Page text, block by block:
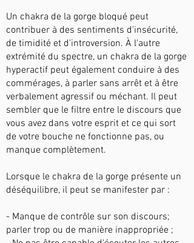
Un chakra de la gorge bloqué peut
contribuer à des sentiments d'insécurité,
de timidité et d'introversion. À l'autre
extrémité du spectre, un chakra de la gorge
hyperactif peut également conduire à des
commérages, à parler sans arrêt et à être
verbalement agressif ou méchant. Il peut
sembler que le filtre entre le discours que
vous avez dans votre esprit et ce qui sort
de votre bouche ne fonctionne pas, ou
manque complètement.
Lorsque le chakra de la gorge présente un
déséquilibre, il peut se manifester par :
- Manque de contrôle sur son discours;
parler trop ou de manière inappropriée ;